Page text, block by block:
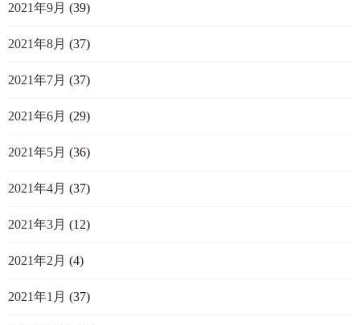
2021年9月 (39)
2021年8月 (37)
2021年7月 (37)
2021年6月 (29)
2021年5月 (36)
2021年4月 (37)
2021年3月 (12)
2021年2月 (4)
2021年1月 (37)